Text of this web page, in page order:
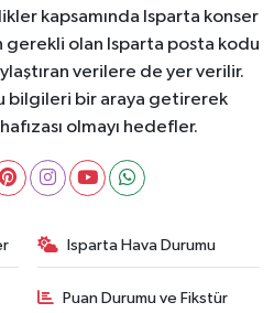
kapsamında Isparta konser
olan Isparta posta kodu
verilere de yer verilir.
bilgileri bir araya getirerek
olmayı hedefler.
Isparta Hava Durumu
Puan Durumu ve Fikstür